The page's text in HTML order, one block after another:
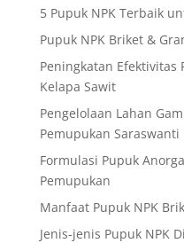
5 Pupuk NPK Terbaik
Pupuk NPK Briket &
Peningkatan
Kelapa Sawit
Pengelolaan Lahan
Pemupukan Saraswanti
Formulasi Pupuk
Pemupukan
Manfaat Pupuk NPK
Jenis-jenis Pupuk NPK